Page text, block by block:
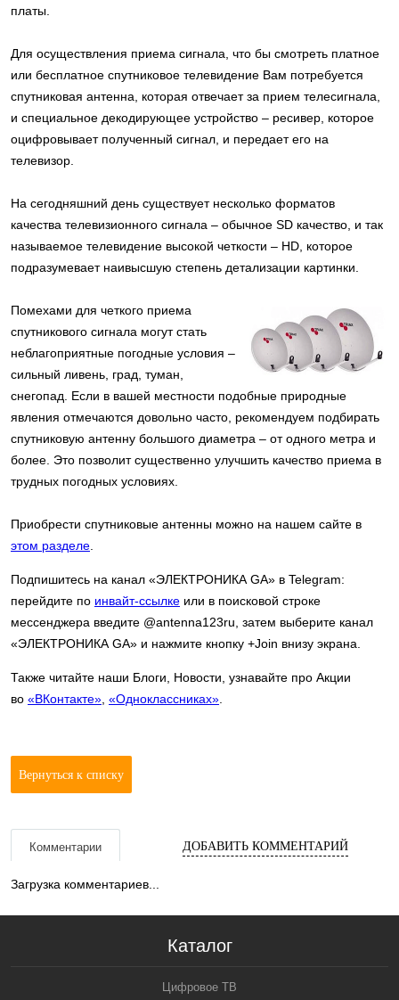
платы.
Для осуществления приема сигнала, что бы смотреть платное
или бесплатное спутниковое телевидение Вам потребуется
спутниковая антенна, которая отвечает за прием телесигнала,
и специальное декодирующее устройство – ресивер, которое
оцифровывает полученный сигнал, и передает его на
телевизор.
На сегодняшний день существует несколько форматов
качества телевизионного сигнала – обычное SD качество, и так
называемое телевидение высокой четкости – HD, которое
подразумевает наивысшую степень детализации картинки.
Помехами для четкого приема
спутникового сигнала могут стать
неблагоприятные погодные условия –
сильный ливень, град, туман,
снегопад. Если в вашей местности подобные природные
явления отмечаются довольно часто, рекомендуем подбирать
спутниковую антенну большого диаметра – от одного метра и
более. Это позволит существенно улучшить качество приема в
трудных погодных условиях.
Приобрести спутниковые антенны можно на нашем сайте в
этом разделе
Подпишитесь на канал «ЭЛЕКТРОНИКА GA» в Telegram:
перейдите по инвайт-ссылке или в поисковой строке
мессенджера введите @antenna123ru, затем выберите канал
«ЭЛЕКТРОНИКА GA» и нажмите кнопку +Join внизу экрана.
Также читайте наши Блоги, Новости, узнавайте про Акции
во «ВКонтакте» «Одноклассниках»
Вернуться к списку
Комментарии ДОБАВИТЬ КОММЕНТАРИЙ
Загрузка комментариев...
Каталог
Цифровое ТВ